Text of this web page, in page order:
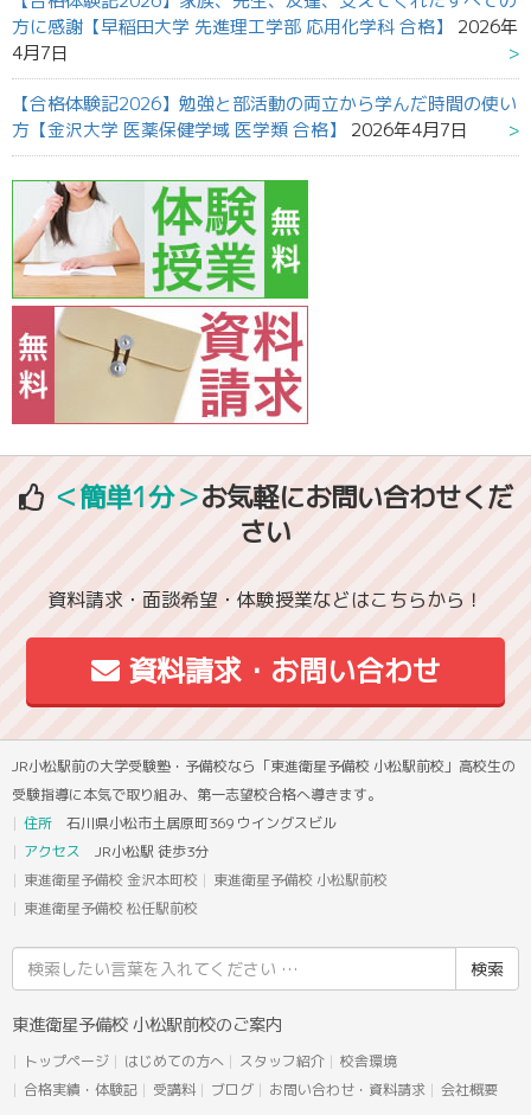
方に感謝【早稲田大学 先進理工学部 応用化学科 合格】
2026年
4月7日
【合格体験記2026】勉強と部活動の両立から学んだ時間の使い
方【金沢大学 医薬保健学域 医学類 合格】
2026年4月7日
＜簡単1分＞お気軽にお問い合わせくだ
さい
資料請求・面談希望・体験授業などはこちらから！
資料請求・お問い合わせ
JR小松駅前の大学受験塾・予備校なら「東進衛星予備校 小松駅前校」高校生の
受験指導に本気で取り組み、第一志望校合格へ導きます。
住所 石川県小松市土居原町369 ウイングスビル
アクセス JR小松駅 徒歩3分
東進衛星予備校 金沢本町校
東進衛星予備校 小松駅前校
東進衛星予備校 松任駅前校
索
結
東進衛星予備校 小松駅前校のご案内
トップページ はじめての方へ スタッフ紹介
校舎環境
合格実績・体験記
受講料 ブログ お問い合わせ・資料請求 会社概要